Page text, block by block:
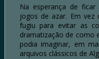
Na esperança de
jogos de azar. Em vez
fugiu para evitar as
dramatização de como
podia imaginar, em
arquivos clássicos de